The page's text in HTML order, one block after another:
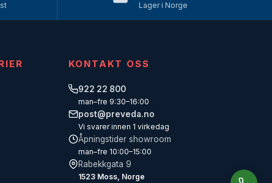
Lager i Norge
KONTAKT OSS
922 22 800
man–fre 9:30–16:00
post@preveda.no
Vi svarer innen 1 virkedag
Åpningstider showroom
man–fre 10:00–15:00
Rabekkgata 9
1523 Moss, Norge